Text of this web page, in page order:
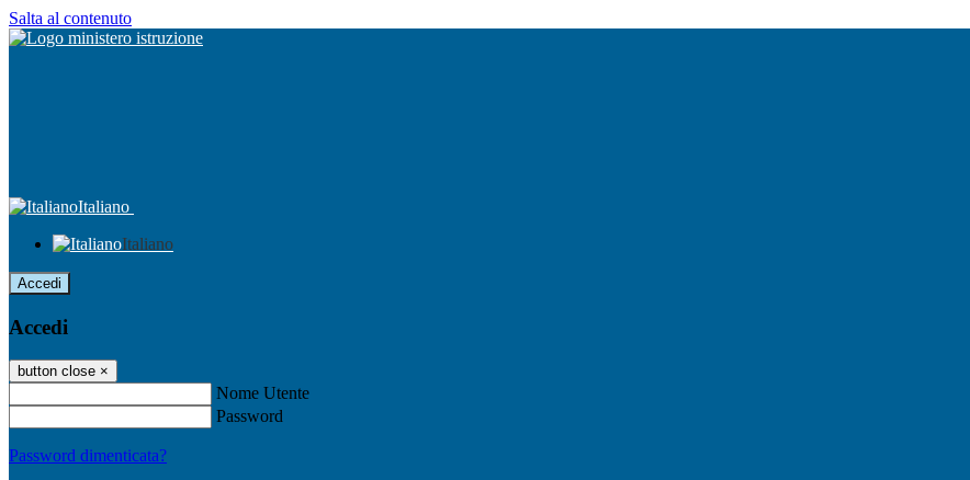
Salta al contenuto
Italiano
Italiano
Accedi
Accedi
button close ×
Nome Utente
Password
Password dimenticata?